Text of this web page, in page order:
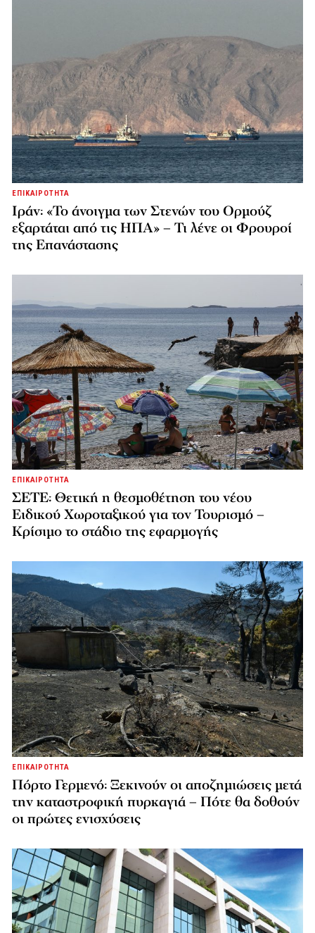
ΕΠΙΚΑΙΡΟΤΗΤΑ
Ιράν: «Το άνοιγμα των Στενών του Ορμούζ
εξαρτάται από τις ΗΠΑ» – Τι λένε οι Φρουροί
της Επανάστασης
ΕΠΙΚΑΙΡΟΤΗΤΑ
ΣΕΤΕ: Θετική η θεσμοθέτηση του νέου
Ειδικού Χωροταξικού για τον Τουρισμό –
Κρίσιμο το στάδιο της εφαρμογής
ΕΠΙΚΑΙΡΟΤΗΤΑ
Πόρτο Γερμενό: Ξεκινούν οι αποζημιώσεις μετά
την καταστροφική πυρκαγιά – Πότε θα δοθούν
οι πρώτες ενισχύσεις